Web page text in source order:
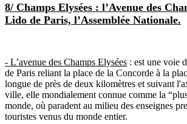
8/ Champs Elysées : l’Avenue des
Lido de Paris, l’Assemblée Nationale.
- L’avenue des Champs Elysées : est une voie
de Paris reliant la place de la Concorde à la
longue de près de deux kilomètres et suivant
ville, elle mondialement connue comme la
monde, où paradent au milieu des enseignes
touristes venus du monde entier.